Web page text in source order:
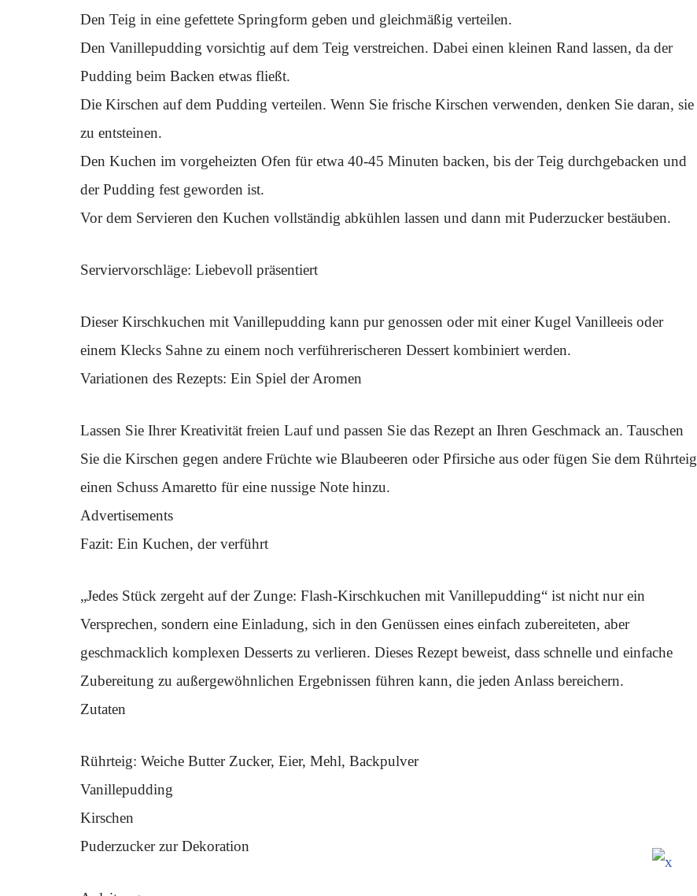
Den Teig in eine gefettete Springform geben und gleichmäßig verteilen.
Den Vanillepudding vorsichtig auf dem Teig verstreichen. Dabei einen kleinen Rand lassen, da der
Pudding beim Backen etwas fließt.
Die Kirschen auf dem Pudding verteilen. Wenn Sie frische Kirschen verwenden, denken Sie daran, sie
zu entsteinen.
Den Kuchen im vorgeheizten Ofen für etwa 40-45 Minuten backen, bis der Teig durchgebacken und
der Pudding fest geworden ist.
Vor dem Servieren den Kuchen vollständig abkühlen lassen und dann mit Puderzucker bestäuben.
Serviervorschläge: Liebevoll präsentiert
Dieser Kirschkuchen mit Vanillepudding kann pur genossen oder mit einer Kugel Vanilleeis oder
einem Klecks Sahne zu einem noch verführerischeren Dessert kombiniert werden.
Variationen des Rezepts: Ein Spiel der Aromen
Lassen Sie Ihrer Kreativität freien Lauf und passen Sie das Rezept an Ihren Geschmack an. Tauschen
Sie die Kirschen gegen andere Früchte wie Blaubeeren oder Pfirsiche aus oder fügen Sie dem Rührteig
einen Schuss Amaretto für eine nussige Note hinzu.
Advertisements
Fazit: Ein Kuchen, der verführt
„Jedes Stück zergeht auf der Zunge: Flash-Kirschkuchen mit Vanillepudding“ ist nicht nur ein
Versprechen, sondern eine Einladung, sich in den Genüssen eines einfach zubereiteten, aber
geschmacklich komplexen Desserts zu verlieren. Dieses Rezept beweist, dass schnelle und einfache
Zubereitung zu außergewöhnlichen Ergebnissen führen kann, die jeden Anlass bereichern.
Zutaten
Rührteig: Weiche Butter Zucker, Eier, Mehl, Backpulver
Vanillepudding
Kirschen
Puderzucker zur Dekoration